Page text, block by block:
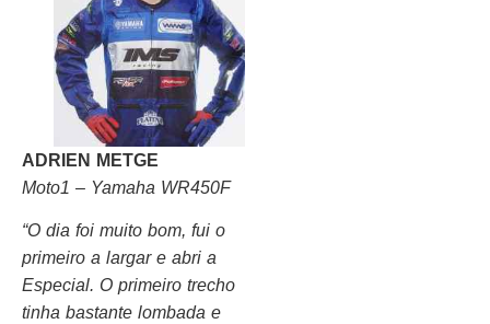
ADRIEN METGE
Moto1 – Yamaha WR450F
“O dia foi muito bom, fui o
primeiro a largar e abri a
Especial. O primeiro trecho
tinha bastante lombada e